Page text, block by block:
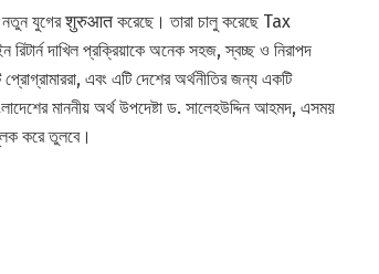
নতুন যুগের शुरुआत করেছে। তারা চালু করেছে Tax
দাখিল প্রক্রিয়াকে অনেক সহজ, স্বচ্ছ ও নিরাপদ
এবং এটি দেশের অর্থনীতির জন্য একটি
মাননীয় অর্থ উপদেষ্টা ড. সালেহউদ্দিন আহমদ, এসময়
করে তুলবে।